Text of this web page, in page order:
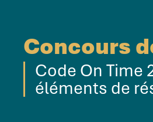
Concours
Code On Time
éléments de